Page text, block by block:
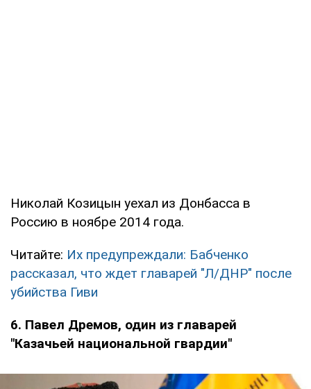
Николай Козицын уехал из Донбасса в
Россию в ноябре 2014 года.
Читайте: Их предупреждали: Бабченко
рассказал, что ждет главарей "Л/ДНР" после
убийства Гиви
6. Павел Дремов, один из главарей
"Казачьей национальной гвардии"